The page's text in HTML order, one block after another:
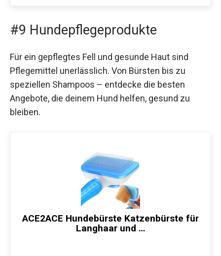
#9 Hundepflegeprodukte
Für ein gepflegtes Fell und gesunde Haut sind
Pflegemittel unerlässlich. Von Bürsten bis zu
speziellen Shampoos – entdecke die besten
Angebote, die deinem Hund helfen, gesund zu
bleiben.
ACE2ACE Hundebürste Katzenbürste für
Langhaar und …